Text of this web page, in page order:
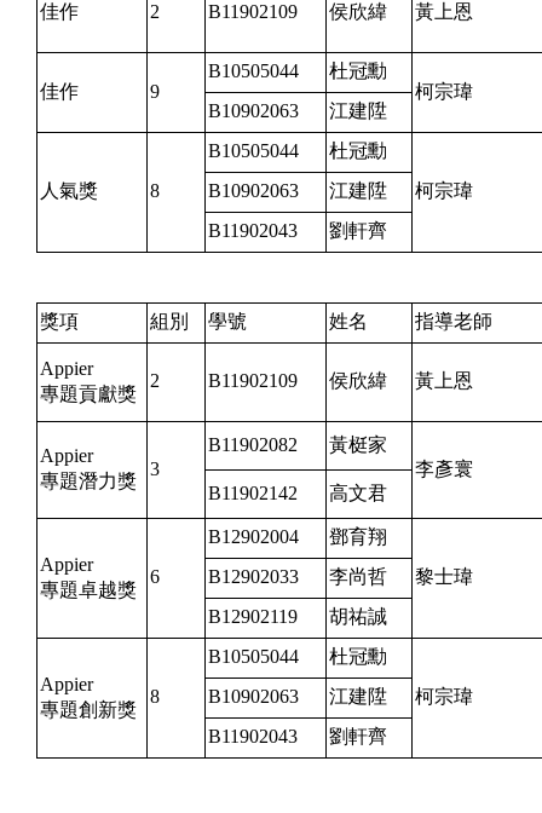
佳作 2 B11902109 侯欣緯 黃上恩
佳作 9
B10505044
杜冠勳
柯宗瑋
B10902063
江建陞
人氣獎 8
B10505044
杜冠勳
柯宗瑋
B10902063
江建陞
B11902043
劉軒齊
獎項 組別 學號 姓名 指導老師
Appier
專題貢獻獎
2 B11902109 侯欣緯 黃上恩
Appier
專題潛力獎
3
B11902082
黃梃家
李彥寰
B11902142
高文君
Appier
專題卓越獎
6
B12902004
鄧育翔
黎士瑋
B12902033
李尚哲
B12902119
胡祐誠
Appier
專題創新獎
8
B10505044
杜冠勳
柯宗瑋
B10902063
江建陞
B11902043
劉軒齊